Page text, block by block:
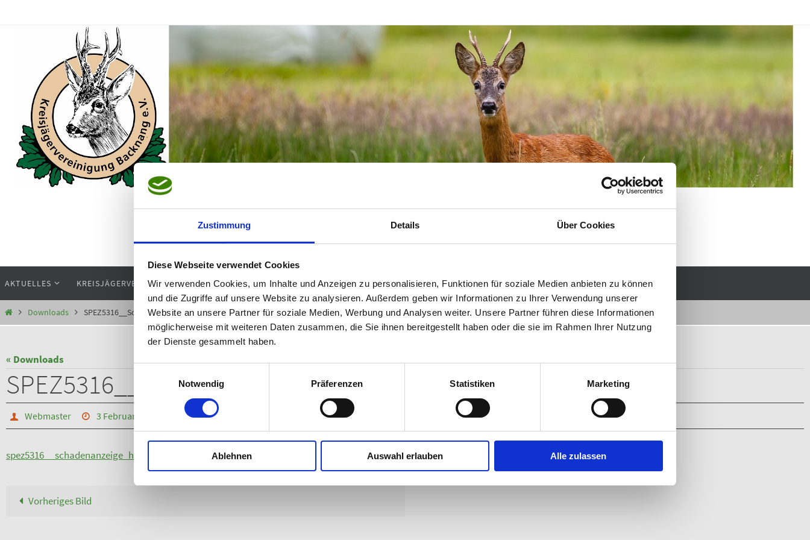
Zustimmung Details Über Cookies
Diese Webseite verwendet Cookies
Wir verwenden Cookies, um Inhalte und Anzeigen zu personalisieren, Funktionen für soziale Medien anbieten zu können
und die Zugriffe auf unsere Website zu analysieren. Außerdem geben wir Informationen zu Ihrer Verwendung unserer
Website an unsere Partner für soziale Medien, Werbung und Analysen weiter. Unsere Partner führen diese Informationen
möglicherweise mit weiteren Daten zusammen, die Sie ihnen bereitgestellt haben oder die sie im Rahmen Ihrer Nutzung
der Dienste gesammelt haben.
Notwendig
Präferenzen Statistiken Marketing
Ablehnen Auswahl erlauben Alle zulassen
Inhalt
springen
AKTUELLES KREISJÄGERVEREINIGUNG FACHBEREICHE JAGDPRAXIS JAGDSCHULE GENUSS WILD MERCHANDISE DOWNLOADS
StartDownloads SPEZ5316__Schadenanzeige_Hunde-Unfall_LJV_B-W_
« Downloads
SPEZ5316__Schadenanzeige_Hunde-Unfall_LJV_B-W_
Webmaster 3 Februar, 2017 Webmaster
spez5316__schadenanzeige_hunde-unfall_ljv_b-w_
Vorheriges Bild